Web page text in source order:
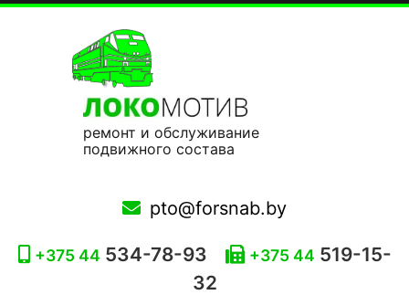
ремонт и обслуживание
подвижного состава
pto@forsnab.by
+375 44 534-78-93 +375 44 519-15-
32